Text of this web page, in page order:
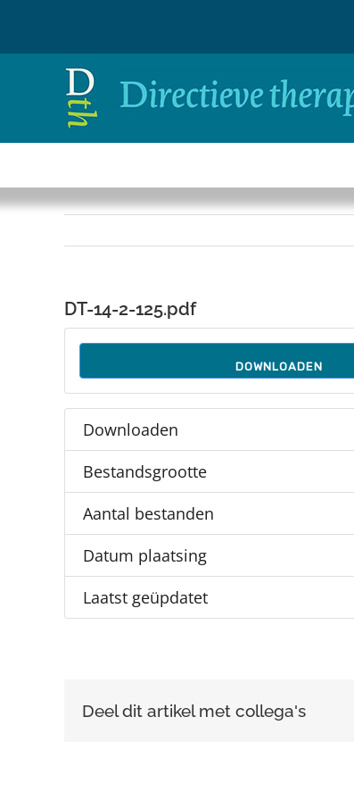
inhoud
DT-14-2-125.pdf
DOWNLOADEN
Downloaden
Bestandsgrootte
Aantal bestanden
Datum plaatsing
Laatst geüpdatet
Deel dit artikel met collega's